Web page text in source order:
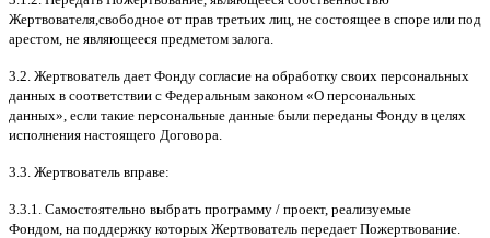
Жертвователя свободное от прав третьих лиц не состоящее в споре или под
арестом не являющееся предметом залога
3.2. Жертвователь дает Фонду согласие на обработку своих персональных
данных в соответствии с Федеральным законом «О персональных
данных», если такие персональные данные были переданы Фонду в целях
исполнения настоящего Договора
3.3. Жертвователь вправе:
3.3.1. Самостоятельно выбрать программу / проект, реализуемые
Фондом на поддержку которых Жертвователь передает Пожертвование